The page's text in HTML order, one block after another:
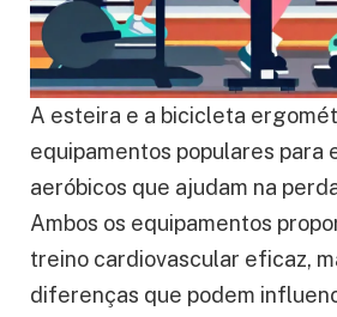
A esteira e a bicicleta
equipamentos populares para
aeróbicos que ajudam na
Ambos os equipamentos
treino cardiovascular eficaz,
diferenças que podem